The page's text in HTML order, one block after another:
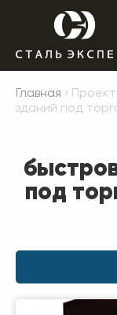
Главная ›
зданий под
под